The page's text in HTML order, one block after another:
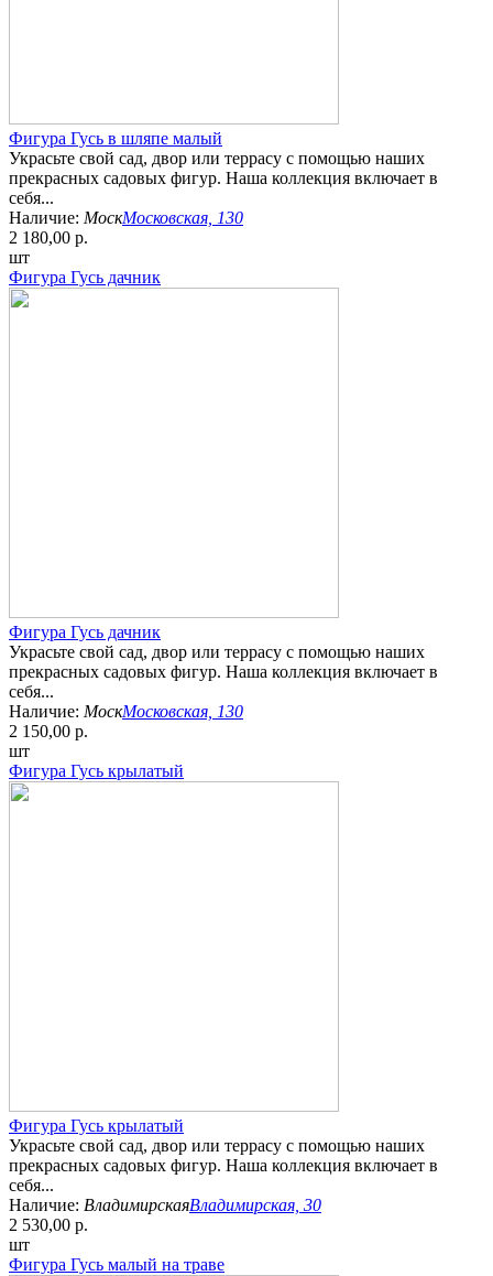
Фигура Гусь в шляпе малый
Украсьте свой сад, двор или террасу с помощью наших
прекрасных садовых фигур. Наша коллекция включает в
себя...
Наличие: МоскМосковская, 130
2 180,00 р.
шт
Фигура Гусь дачник
Фигура Гусь дачник
Украсьте свой сад, двор или террасу с помощью наших
прекрасных садовых фигур. Наша коллекция включает в
себя...
Наличие: МоскМосковская, 130
2 150,00 р.
шт
Фигура Гусь крылатый
Фигура Гусь крылатый
Украсьте свой сад, двор или террасу с помощью наших
прекрасных садовых фигур. Наша коллекция включает в
себя...
Наличие: ВладимирскаяВладимирская, 30
2 530,00 р.
шт
Фигура Гусь малый на траве